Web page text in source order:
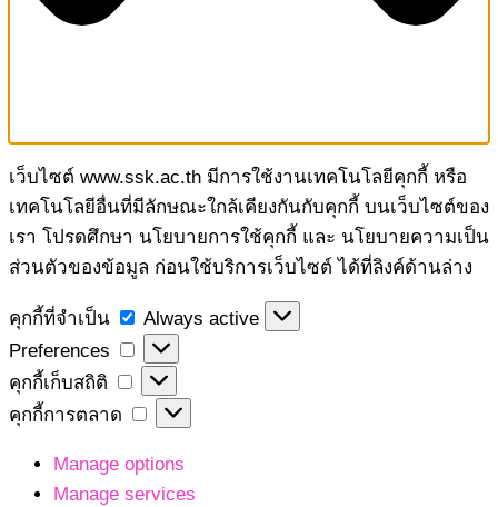
เว็บไซต์ www.ssk.ac.th มีการใช้งานเทคโนโลยีคุกกี้ หรือ
เทคโนโลยีอื่นที่มีลักษณะใกล้เคียงกันกับคุกกี้ บนเว็บไซต์ของ
เรา โปรดศึกษา นโยบายการใช้คุกกี้ และ นโยบายความเป็น
ส่วนตัวของข้อมูล ก่อนใช้บริการเว็บไซต์ ได้ที่ลิงค์ด้านล่าง
คุกกี้ที่จำเป็น
คุกกี้
ที่
จำเป็น
Always active
Preferences
Preferences
คุกกี้เก็บสถิติ
คุกกี้
เก็บ
คุกกี้การตลาด
คุกกี้
ตลาด
Manage options
Manage services